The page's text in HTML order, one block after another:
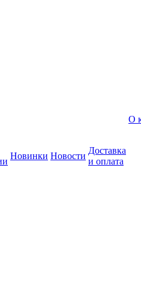
Новинки Новости
Доставка
и оплата
О